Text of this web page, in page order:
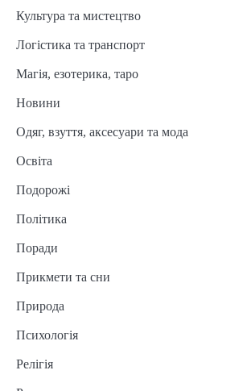
Культура та мистецтво
Логістика та транспорт
Магія, езотерика, таро
Новини
Одяг, взуття, аксесуари та мода
Освіта
Подорожі
Політика
Поради
Прикмети та сни
Природа
Психологія
Релігія